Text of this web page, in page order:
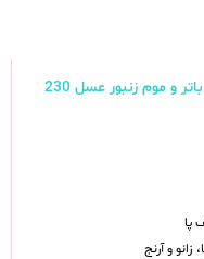
ویژگی های کرم ضد ترک پا کامان حاوی شی باتر و موم زنبور عسل 230
پا
و آرنج